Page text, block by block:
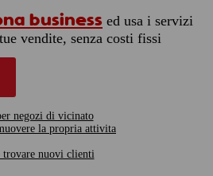
business ed usa i servizi
vendite, senza costi fissi
negozi di vicinato
la propria attivita
trovare nuovi clienti